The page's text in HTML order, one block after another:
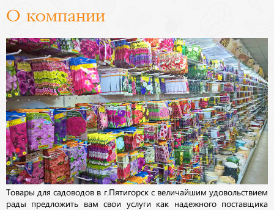
О компании
Товары для садоводов в г.Пятигорск с величайшим удовольствием
рады предложить вам свои услуги как надежного поставщика